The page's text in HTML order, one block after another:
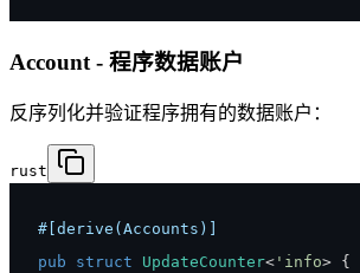
Account - 程序数据账户
反序列化并验证程序拥有的数据账户：
rust
#[derive(Accounts)]
pub
struct UpdateCounter< 'info> {